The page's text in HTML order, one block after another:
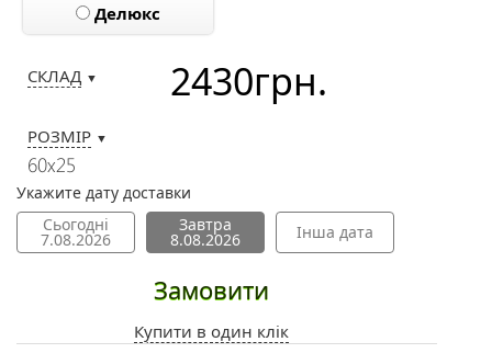
Делюкс
СКЛАД ▼
РОЗМІР ▼
60х25
2430грн.
Укажите дату доставки
Сьогодні
7.08.2026
Завтра
8.08.2026 Інша дата
Замовити
Купити в один клік